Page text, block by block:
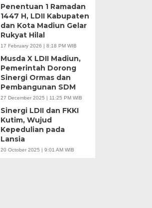
Penentuan 1 Ramadan
1447 H, LDII Kabupaten
dan Kota Madiun Gelar
Rukyat Hilal
17 February 2026 | 8:18 PM WIB
Musda X LDII Madiun,
Pemerintah Dorong
Sinergi Ormas dan
Pembangunan SDM
27 December 2025 | 11:25 PM WIB
Sinergi LDII dan FKKI
Kutim, Wujud
Kepedulian pada
Lansia
20 October 2025 | 9:01 AM WIB